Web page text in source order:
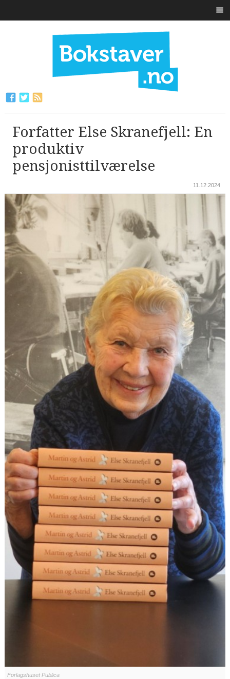
Forfatter Else Skranefjell: En
produktiv
pensjonisttilværelse
11.12.2024
Forlagshuset Publica